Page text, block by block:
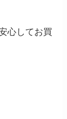
心してお買